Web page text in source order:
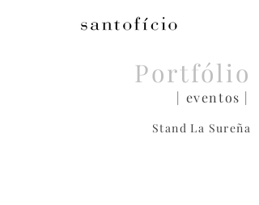
Portfólio
| eventos |
Stand La Sureña